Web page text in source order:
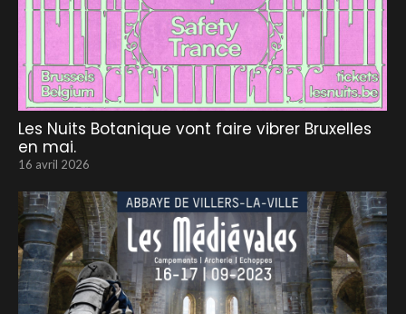
Les Nuits Botanique vont faire vibrer Bruxelles
en mai.
16 avril 2026